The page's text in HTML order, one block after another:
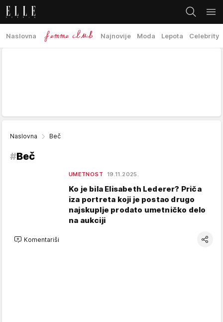
Naslovna Najnovije Moda Lepota Celebrity
Naslovna Beč
#Beč
UMETNOST 19.11.2025.
Ko je bila Elisabeth Lederer? Priča
iza portreta koji je postao drugo
najskuplje prodato umetničko delo
na aukciji
Komentariši